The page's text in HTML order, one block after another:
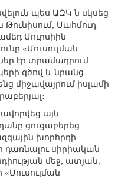
պես ԱԶԿ-ն սկսեց
Մահմուդ
Մուրսիին
«Մուսուլման
էր տրամադրում
գծով և նրանց
միջավայրում իսլամի
այն
ցուցաբերեց
խորհրդի
դառնալու սիրիական
մեջ, ատյան,
«Մուսուլման